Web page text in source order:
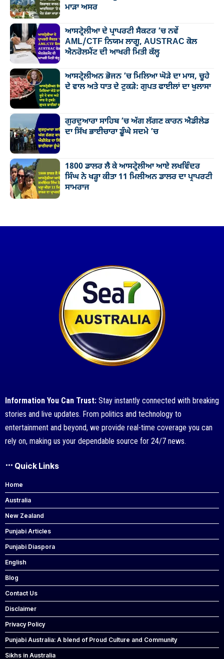
ਮਾੜਾ ਅਸਰ
ਆਸਟ੍ਰੇਲੀਆ ਦੇ ਪ੍ਰਾਪਰਟੀ ਸੈਕਟਰ ’ਚ ਨਵੇਂ
AML/CTF ਨਿਯਮ ਲਾਗੂ, AUSTRAC ਕੋਲ
ਐਨਰੋਲਮੈਂਟ ਦੀ ਆਖਰੀ ਮਿਤੀ ਕੱਲ੍ਹ
ਆਸਟ੍ਰੇਲੀਅਨ ਭੋਜਨ ’ਚ ਮਿਲਿਆ ਘੋੜੇ ਦਾ ਮਾਸ, ਚੂਹੇ
ਦੇ ਵਾਲ ਅਤੇ ਧਾਤ ਦੇ ਟੁਕੜੇ: ਗੁਪਤ ਫਾਈਲਾਂ ਦਾ ਖੁਲਾਸਾ
ਗੁਰਦੁਆਰਾ ਸਾਹਿਬ ’ਚ ਅੱਗ ਲੱਗਣ ਕਾਰਨ ਐਡੀਲੇਡ
ਦਾ ਸਿੱਖ ਭਾਈਚਾਰਾ ਡੂੰਘੇ ਸਦਮੇ ’ਚ
1800 ਡਾਲਰ ਲੈ ਕੇ ਆਸਟ੍ਰੇਲੀਆ ਆਏ ਲਖਵਿੰਦਰ
ਸਿੰਘ ਨੇ ਖੜ੍ਹਾ ਕੀਤਾ 11 ਮਿਲੀਅਨ ਡਾਲਰ ਦਾ ਪ੍ਰਾਪਰਟੀ
ਸਾਮਰਾਜ
Information You Can Trust: Stay instantly connected with breaking
stories and live updates. From politics and technology to
entertainment and beyond, we provide real-time coverage you can
rely on, making us your dependable source for 24/7 news.
Quick Links
Home
Australia
New Zealand
Punjabi Articles
Punjabi Diaspora
English
Blog
Contact Us
Disclaimer
Privacy Policy
Punjabi Australia: A blend of Proud Culture and Community
Sikhs in Australia